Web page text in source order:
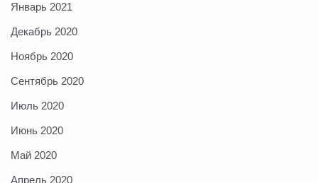
Январь 2021
Декабрь 2020
Ноябрь 2020
Сентябрь 2020
Июль 2020
Июнь 2020
Май 2020
Апрель 2020